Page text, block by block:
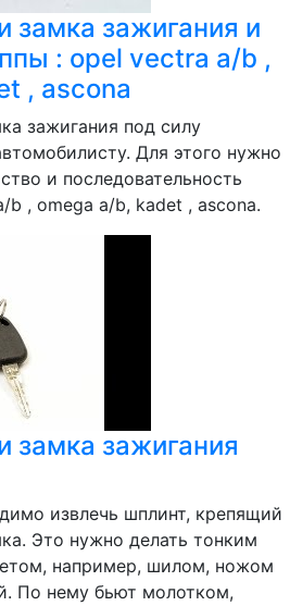
замка зажигания и
: opel vectra a/b ,
, ascona
зажигания под силу
Для этого нужно
и последовательность
b , omega a/b, kadet , ascona.
замка зажигания
извлечь шплинт, крепящий
Это нужно делать тонким
например, шилом, ножом
По нему бьют молотком,